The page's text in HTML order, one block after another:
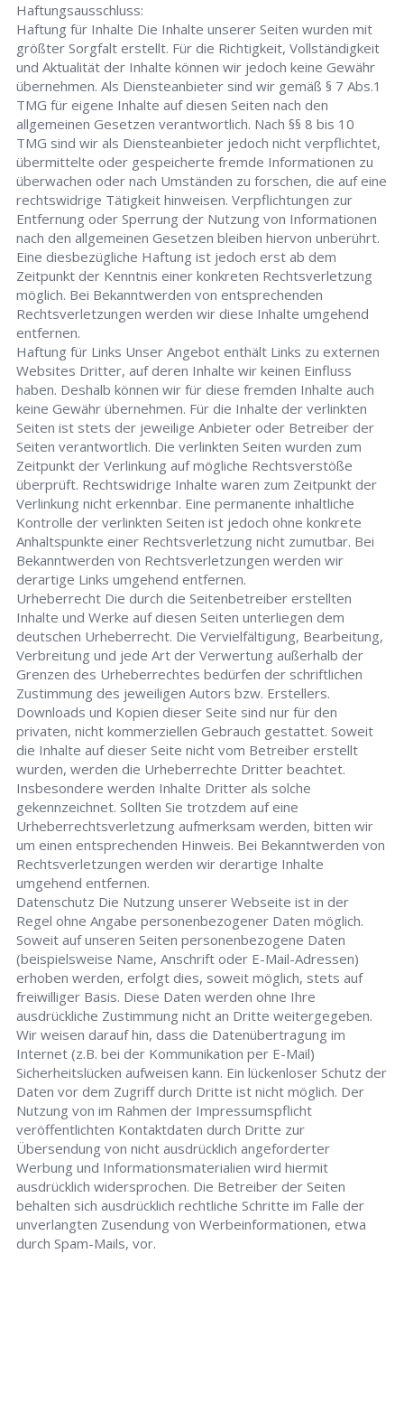
Haftungsausschluss:
Haftung für Inhalte Die Inhalte unserer Seiten wurden mit
größter Sorgfalt erstellt. Für die Richtigkeit, Vollständigkeit
und Aktualität der Inhalte können wir jedoch keine Gewähr
übernehmen. Als Diensteanbieter sind wir gemäß § 7 Abs.1
TMG für eigene Inhalte auf diesen Seiten nach den
allgemeinen Gesetzen verantwortlich. Nach §§ 8 bis 10
TMG sind wir als Diensteanbieter jedoch nicht verpflichtet,
übermittelte oder gespeicherte fremde Informationen zu
überwachen oder nach Umständen zu forschen, die auf eine
rechtswidrige Tätigkeit hinweisen. Verpflichtungen zur
Entfernung oder Sperrung der Nutzung von Informationen
nach den allgemeinen Gesetzen bleiben hiervon unberührt.
Eine diesbezügliche Haftung ist jedoch erst ab dem
Zeitpunkt der Kenntnis einer konkreten Rechtsverletzung
möglich. Bei Bekanntwerden von entsprechenden
Rechtsverletzungen werden wir diese Inhalte umgehend
entfernen.
Haftung für Links Unser Angebot enthält Links zu externen
Websites Dritter, auf deren Inhalte wir keinen Einfluss
haben. Deshalb können wir für diese fremden Inhalte auch
keine Gewähr übernehmen. Für die Inhalte der verlinkten
Seiten ist stets der jeweilige Anbieter oder Betreiber der
Seiten verantwortlich. Die verlinkten Seiten wurden zum
Zeitpunkt der Verlinkung auf mögliche Rechtsverstöße
überprüft. Rechtswidrige Inhalte waren zum Zeitpunkt der
Verlinkung nicht erkennbar. Eine permanente inhaltliche
Kontrolle der verlinkten Seiten ist jedoch ohne konkrete
Anhaltspunkte einer Rechtsverletzung nicht zumutbar. Bei
Bekanntwerden von Rechtsverletzungen werden wir
derartige Links umgehend entfernen.
Urheberrecht Die durch die Seitenbetreiber erstellten
Inhalte und Werke auf diesen Seiten unterliegen dem
deutschen Urheberrecht. Die Vervielfältigung, Bearbeitung,
Verbreitung und jede Art der Verwertung außerhalb der
Grenzen des Urheberrechtes bedürfen der schriftlichen
Zustimmung des jeweiligen Autors bzw. Erstellers.
Downloads und Kopien dieser Seite sind nur für den
privaten, nicht kommerziellen Gebrauch gestattet. Soweit
die Inhalte auf dieser Seite nicht vom Betreiber erstellt
wurden, werden die Urheberrechte Dritter beachtet.
Insbesondere werden Inhalte Dritter als solche
gekennzeichnet. Sollten Sie trotzdem auf eine
Urheberrechtsverletzung aufmerksam werden, bitten wir
um einen entsprechenden Hinweis. Bei Bekanntwerden von
Rechtsverletzungen werden wir derartige Inhalte
umgehend entfernen.
Datenschutz Die Nutzung unserer Webseite ist in der
Regel ohne Angabe personenbezogener Daten möglich.
Soweit auf unseren Seiten personenbezogene Daten
(beispielsweise Name, Anschrift oder E-Mail-Adressen)
erhoben werden, erfolgt dies, soweit möglich, stets auf
freiwilliger Basis. Diese Daten werden ohne Ihre
ausdrückliche Zustimmung nicht an Dritte weitergegeben.
Wir weisen darauf hin, dass die Datenübertragung im
Internet (z.B. bei der Kommunikation per E-Mail)
Sicherheitslücken aufweisen kann. Ein lückenloser Schutz der
Daten vor dem Zugriff durch Dritte ist nicht möglich. Der
Nutzung von im Rahmen der Impressumspflicht
veröffentlichten Kontaktdaten durch Dritte zur
Übersendung von nicht ausdrücklich angeforderter
Werbung und Informationsmaterialien wird hiermit
ausdrücklich widersprochen. Die Betreiber der Seiten
behalten sich ausdrücklich rechtliche Schritte im Falle der
unverlangten Zusendung von Werbeinformationen, etwa
durch Spam-Mails, vor.